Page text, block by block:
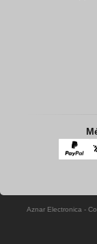
Aznar Electronica -